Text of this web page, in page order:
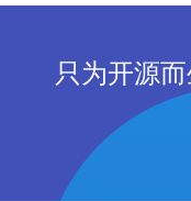
只为开源